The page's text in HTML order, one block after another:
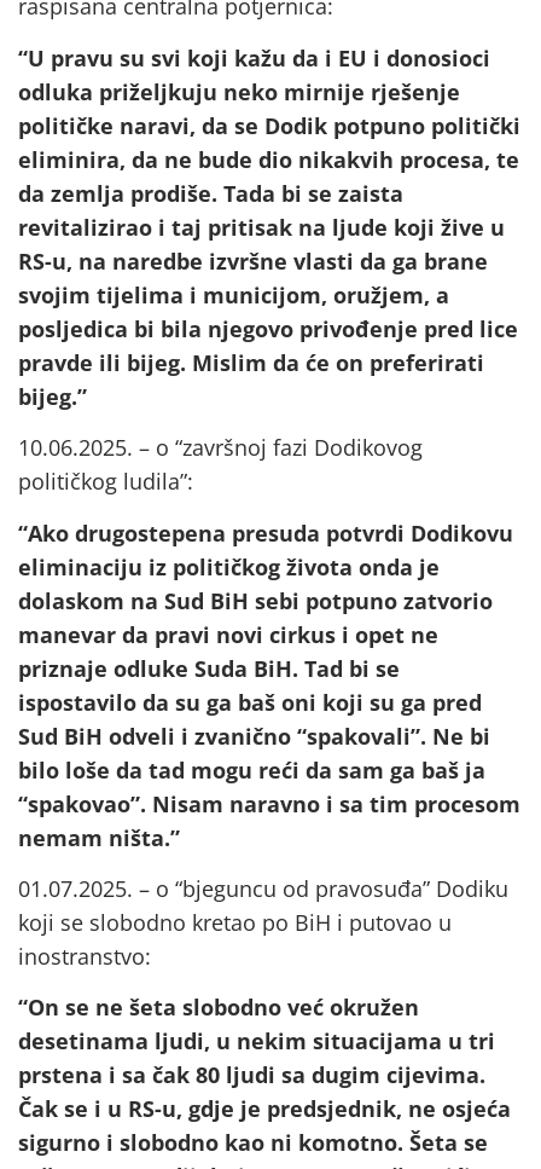
raspisana centralna potjernica:
“U pravu su svi koji kažu da i EU i donosioci
odluka priželjkuju neko mirnije rješenje
političke naravi, da se Dodik potpuno politički
eliminira, da ne bude dio nikakvih procesa, te
da zemlja prodiše. Tada bi se zaista
revitalizirao i taj pritisak na ljude koji žive u
RS-u, na naredbe izvršne vlasti da ga brane
svojim tijelima i municijom, oružjem, a
posljedica bi bila njegovo privođenje pred lice
pravde ili bijeg. Mislim da će on preferirati
bijeg.”
10.06.2025. – o “završnoj fazi Dodikovog
političkog ludila”:
“Ako drugostepena presuda potvrdi Dodikovu
eliminaciju iz političkog života onda je
dolaskom na Sud BiH sebi potpuno zatvorio
manevar da pravi novi cirkus i opet ne
priznaje odluke Suda BiH. Tad bi se
ispostavilo da su ga baš oni koji su ga pred
Sud BiH odveli i zvanično “spakovali”. Ne bi
bilo loše da tad mogu reći da sam ga baš ja
“spakovao”. Nisam naravno i sa tim procesom
nemam ništa.”
01.07.2025. – o “bjeguncu od pravosuđa” Dodiku
koji se slobodno kretao po BiH i putovao u
inostranstvo:
“On se ne šeta slobodno već okružen
desetinama ljudi, u nekim situacijama u tri
prstena i sa čak 80 ljudi sa dugim cijevima.
Čak se i u RS-u, gdje je predsjednik, ne osjeća
sigurno i slobodno kao ni komotno. Šeta se